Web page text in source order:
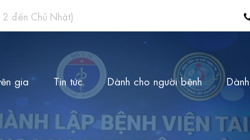
2 đến Chủ Nhật)
gia Tin tức Dành cho người bệnh